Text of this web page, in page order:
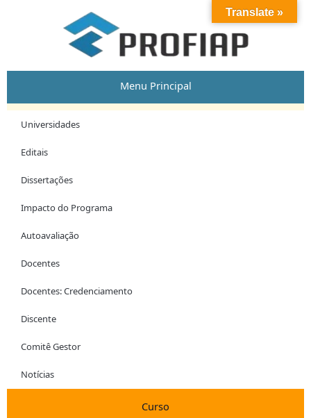
Menu Principal
Curso
Universidades
Editais
Dissertações
Impacto do Programa
Autoavaliação
Docentes
Docentes: Credenciamento
Discente
Comitê Gestor
Notícias
Translate »